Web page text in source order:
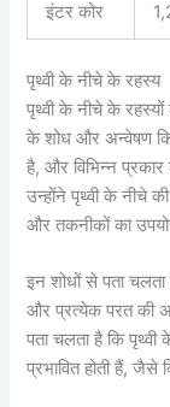
इंटर कोर
पृथ्वी के नीचे के रहस्य
पृथ्वी के नीचे के
के शोध और अन्वेषण
है, और विभिन्न
उन्होंने पृथ्वी के नीचे
और तकनीकों का
इन शोधों से पता चलता
और प्रत्येक परत की
पता चलता है कि
प्रभावित होती हैं, जैसे